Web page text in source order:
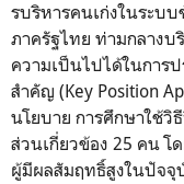
รบริหารคนเก่งในระบบ
ภาครัฐไทย ท่ามกลางบ
ความเป็นไปได้ในการ
สำคัญ (Key Position
นโยบาย การศึกษาใช้วิ
ส่วนเกี่ยวข้อง 25 คน โ
ผู้มีผลสัมฤทธิ์สูงในปัจจุ